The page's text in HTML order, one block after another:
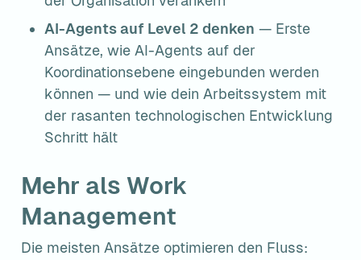
AI-Agents auf Level 2 denken — Erste
Ansätze, wie AI-Agents auf der
Koordinationsebene eingebunden werden
können — und wie dein Arbeitssystem mit
der rasanten technologischen Entwicklung
Schritt hält
Mehr als Work
Management
Die meisten Ansätze optimieren den Fluss: